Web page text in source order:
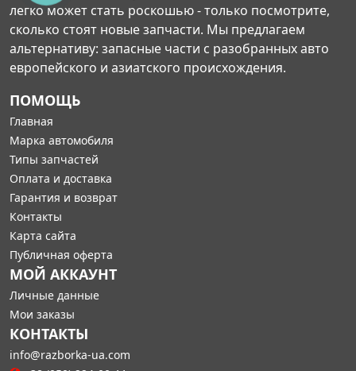
легко может стать роскошью - только посмотрите,
сколько стоят новые запчасти. Мы предлагаем
альтернативу: запасные части с разобранных авто
европейского и азиатского происхождения.
ПОМОЩЬ
Главная
Марка автомобиля
Типы запчастей
Оплата и доставка
Гарантия и возврат
Контакты
Карта сайта
Публичная оферта
МОЙ АККАУНТ
Личные данные
Мои заказы
КОНТАКТЫ
info@razborka-ua.com